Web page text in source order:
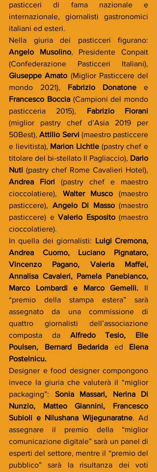
pasticceri di fama nazionale e
internazionale, giornalisti gastronomici
italiani ed esteri.
Angelo Musolino, Presidente Conpait
Giuseppe Amato (Miglior Pasticcere del
mondo 2021), Fabrizio Donatone
Francesco Boccia (Campioni del mondo
pasticceria 2015), Fabrizio Fiorani
(miglior pastry chef d’Asia 2019 per
50Best), Attilio Servi (maestro pasticcere
e lievitista), Marion Lichtle (pastry chef e
titolare del bi-stellato Il Pagliaccio), Dario
Nuti
Andrea Fiori (pastry chef e maestro
cioccolatiere), Walter Musco (maestro
pasticcere), Angelo Di Masso (maestro
pasticcere) e Valerio Esposito (maestro
cioccolatiere).
In quella dei giornalisti: Luigi Cremona,
Andrea Cuomo, Luciano Pignataro,
Vincenzo Pagano, Valeria Maffei,
Annalisa Cavaleri, Pamela Panebianco,
Marco Lombardi e Marco Gemelli. Il
“premio della stampa estera” sarà
assegnato da una commissione di
quattro giornalisti dell’associazione
composta da Alfredo Tesio, Elle
Poulsen, Bernard Bedarida ed Elena
Postelnicu.
Designer e food designer compongono
invece la giuria che valuterà il “miglior
packaging”: Sonia Massari, Nerina Di
Nunzio, Matteo Giannini, Francesco
Subioli e Nilushana Wijegunaratne. Ad
assegnare il premio della “miglior
comunicazione digitale” sarà un panel di
esperti del settore, mentre il “premio del
pubblico” sarà la risultanza dei voti